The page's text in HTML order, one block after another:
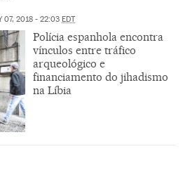
07, 2018 - 22:03 EDT
Polícia espanhola encontra
vínculos entre tráfico
arqueológico e
financiamento do jihadismo
na Líbia